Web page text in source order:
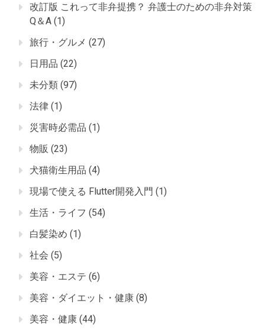
改訂版 これって非弁提携？ 弁護士のための非弁対策
Q＆A (1)
旅行・グルメ (27)
日用品 (22)
未分類 (97)
法律 (1)
災害時必需品 (1)
物販 (23)
犬猫衛生用品 (4)
現場で使える Flutter開発入門 (1)
生活・ライフ (54)
白髪染め (1)
社会 (5)
美容・エステ (6)
美容・ダイエット・健康 (8)
美容・健康 (44)